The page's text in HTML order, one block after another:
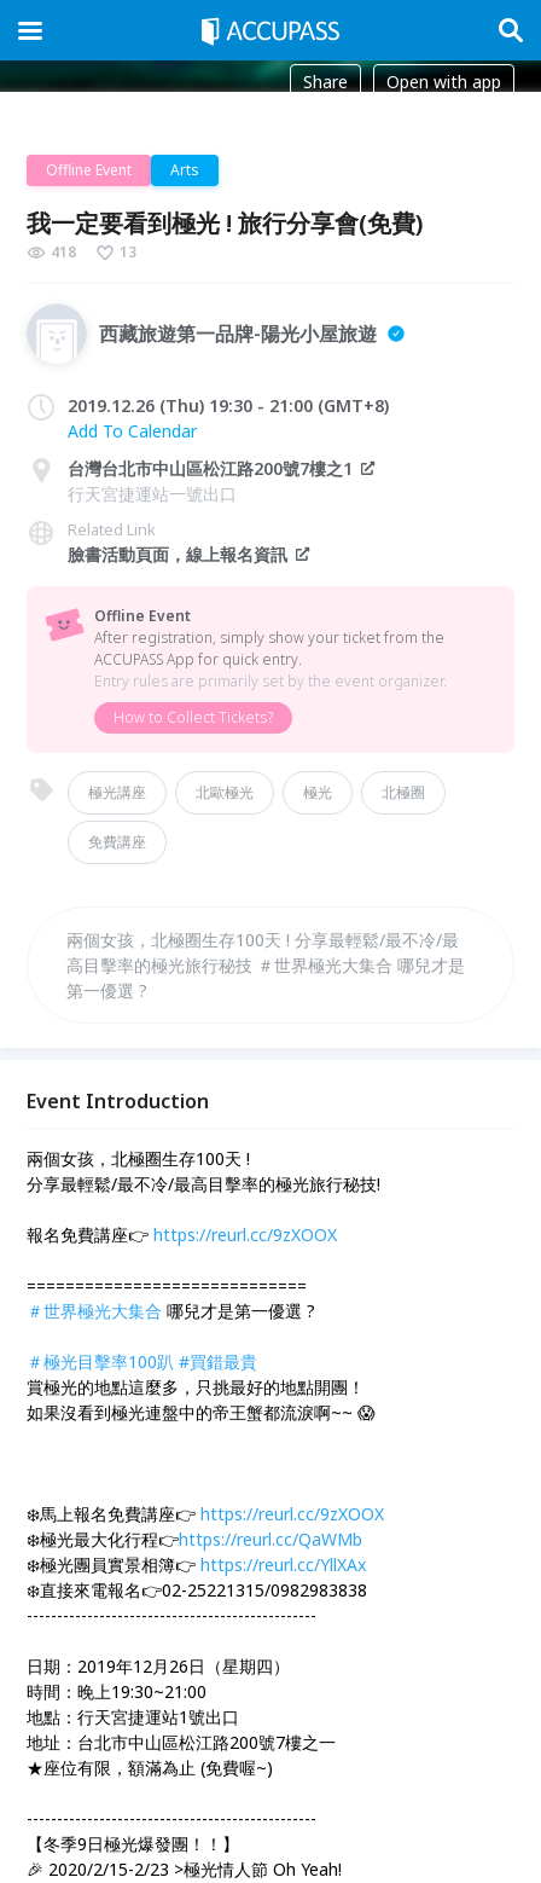
Share Open with app
Offline Event Arts
我一定要看到極光 ! 旅行分享會(免費)
418 13
西藏旅遊第一品牌-陽光小屋旅遊
2019.12.26 (Thu) 19:30 - 21:00 (GMT+8)
Add To Calendar
台灣台北市中山區松江路200號7樓之1
行天宮捷運站一號出口
Related Link
臉書活動頁面，線上報名資訊
Offline Event
After registration, simply show your ticket from the
ACCUPASS App for quick entry.
Entry rules are primarily set by the event organizer.
How to Collect Tickets?
極光講座 北歐極光 極光 北極圈
免費講座
兩個女孩，北極圈生存100天 ! 分享最輕鬆/最不冷/最
高目擊率的極光旅行秘技 ＃世界極光大集合 哪兒才是
第一優選 ?
Event Introduction
兩個女孩，北極圈生存100天 !
分享最輕鬆/最不冷/最高目擊率的極光旅行秘技!
報名免費講座👉️https://reurl.cc/9zXOOX
=============================
＃世界極光大集合 哪兒才是第一優選 ?
＃極光目擊率100趴 #買錯最貴
賞極光的地點這麼多，只挑最好的地點開團！
如果沒看到極光連盤中的帝王蟹都流淚啊~~ 😱
❄️馬上報名免費講座👉️https://reurl.cc/9zXOOX
❄️極光最大化行程👉https://reurl.cc/QaWMb
❄️極光團員實景相簿👉️https://reurl.cc/YllXAx
❄️直接來電報名👉️02-25221315/0982983838
------------------------------------------------
日期：2019年12月26日（星期四）
時間：晚上19:30~21:00
地點：行天宮捷運站1號出口
地址：台北市中山區松江路200號7樓之一
​★座位有限，額滿為止 (免費喔~)
------------------------------------------------
【冬季9日極光爆發團！！】
🎉 2020/2/15-2/23 >極光情人節 Oh Yeah!